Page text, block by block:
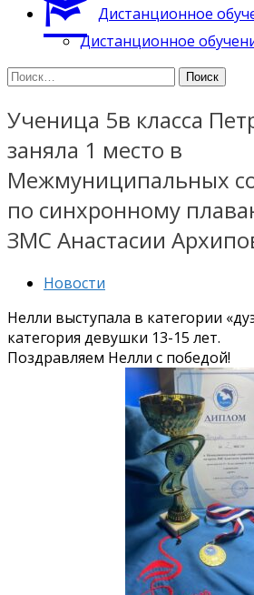
Дистанционное
Дистанционное
Найти:
Ученица 5в класса
заняла 1 место в
Межмуниципальных
по синхронному
ЗМС Анастасии
Новости
Нелли выступала в категории
категория девушки 13-15 лет.
Поздравляем Нелли с победой!